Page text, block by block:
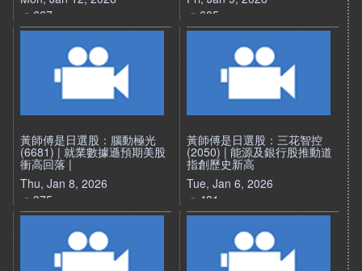
667
605
黃師傅是日選股：腦動極光
(6681) | 就業數據遜預期美股
衝高回落 |
Thu, Jan 8, 2026
375
黃師傅是日選股：三花智控
(2050) | 能源及銀行股推動道
指創歷史新高
Tue, Jan 6, 2026
481